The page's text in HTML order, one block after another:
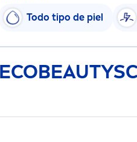
Todo tipo de piel
ECOBEAUTY